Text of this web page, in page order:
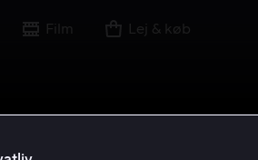
Film Lej & køb